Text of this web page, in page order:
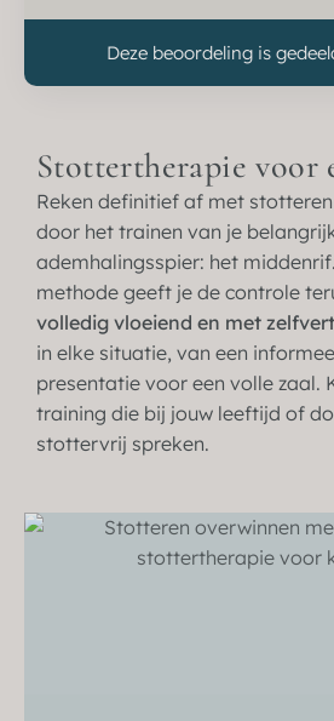
Deze beoordeling is
Stottertherapie voor
Reken definitief af met
door het trainen van je
ademhalingsspier: het
methode geeft je de controle
volledig vloeiend en met
in elke situatie, van een
presentatie voor een volle zaal.
training die bij jouw leeftijd of
stottervrij spreken.